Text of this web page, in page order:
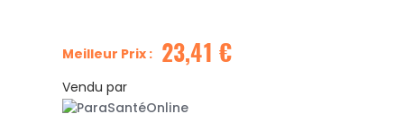
Meilleur Prix : 23,41 €
Vendu par